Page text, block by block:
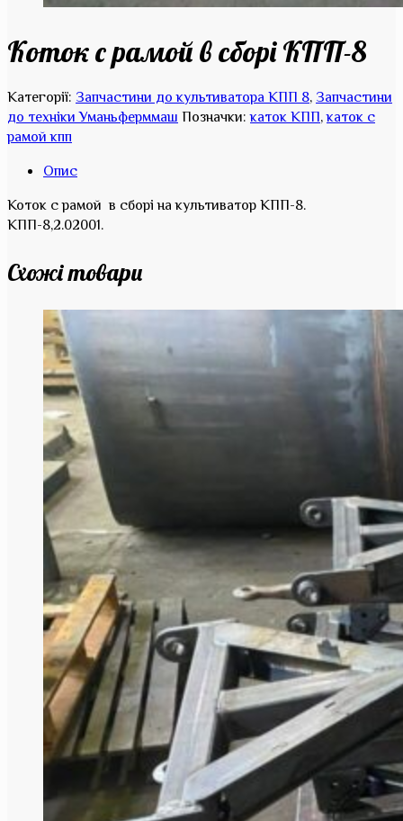
Коток с рамой в сборі КПП-8
Категорії: Запчастини до культиватора КПП 8,Запчастини
до техніки УманьферммашПозначки:каток КПП,каток с
рамой кпп
Опис
Коток с рамой в сборі на культиватор КПП-8.
КПП-8,2.02001.
Схожі товари